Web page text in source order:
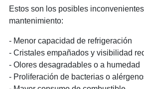
Estos son los posibles
mantenimiento:
- Menor capacidad de refrigeración
- Cristales empañados y visibilidad
- Olores desagradables o a humedad
- Proliferación de bacterias o